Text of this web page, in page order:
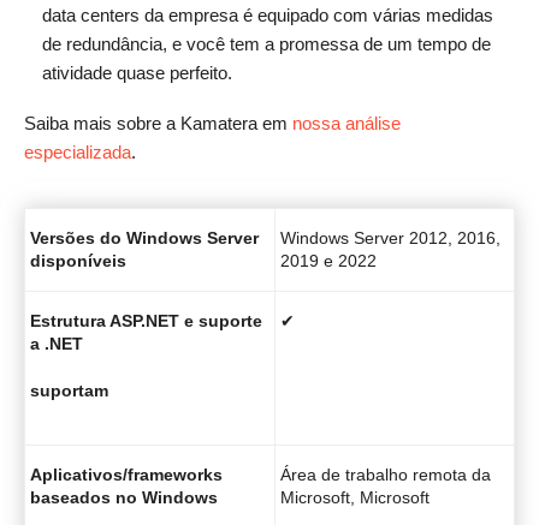
data centers da empresa é equipado com várias medidas
de redundância, e você tem a promessa de um tempo de
atividade quase perfeito.
Saiba mais sobre a Kamatera em nossa análise
especializada.
Versões do Windows Server
disponíveis
Windows Server 2012, 2016,
2019 e 2022
Estrutura ASP.NET e suporte
a .NET
suportam
✔
Aplicativos/frameworks
baseados no Windows
Área de trabalho remota da
Microsoft, Microsoft